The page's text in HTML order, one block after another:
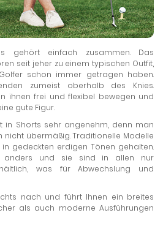
gehört einfach zusammen. Das
seit jeher zu einem typischen Outfit,
schon immer getragen haben.
zumeist oberhalb des Knies.
ihnen frei und flexibel bewegen und
gute Figur.
in Shorts sehr angenehm, denn man
nicht übermäßig. Traditionelle Modelle
gedeckten erdigen Tönen gehalten.
anders und sie sind in allen nur
was für Abwechslung und
nach und führt Ihnen ein breites
als auch moderne Ausführungen